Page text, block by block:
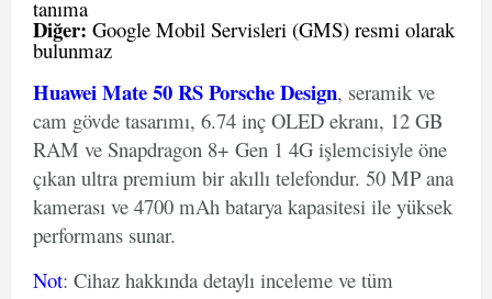
tanıma
Diğer: Google Mobil Servisleri (GMS) resmi olarak
bulunmaz
Huawei Mate 50 RS Porsche Design, seramik ve
cam gövde tasarımı, 6.74 inç OLED ekranı, 12 GB
RAM ve Snapdragon 8+ Gen 1 4G işlemcisiyle öne
çıkan ultra premium bir akıllı telefondur. 50 MP ana
kamerası ve 4700 mAh batarya kapasitesi ile yüksek
performans sunar.
Not: Cihaz hakkında detaylı inceleme ve tüm